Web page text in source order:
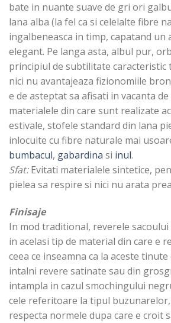
bate in nuante suave de gri ori
lana alba (la fel ca si celelalte fibre
ingalbeneasca in timp, capatand un
elegant. Pe langa asta, albul pur,
principiul de subtilitate
nici nu avantajeaza fizionomiile
e de asteptat sa afisati in vacanta
materialele din care sunt realizate
estivale, stofele standard din lana
inlocuite cu fibre naturale mai
bumbacul, gabardina si inul.
Sfat:Evitati materialele sintetice,
pielea sa respire si nici nu arata
Finisaje
In mod traditional, reverele
in acelasi tip de material din care e
ceea ce inseamna ca la aceste
intalni revere satinate sau din
intampla in cazul smochingului
cele referitoare la tipul
respecta normele dupa care e croit